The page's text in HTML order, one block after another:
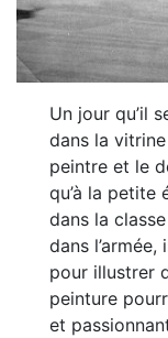
Un jour qu’il
dans la vitrine
peintre et le
qu’à la petite
dans la
dans
pour illustrer
peinture
et